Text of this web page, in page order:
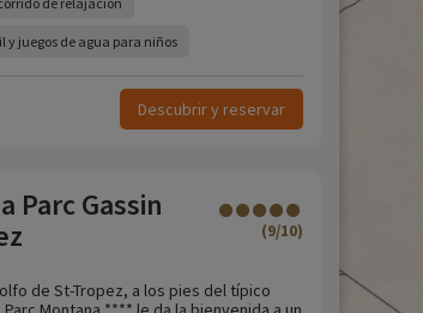
juegos de agua para niños
Descubrir y reservar
Parc Gassin
(9/10)
de St-Tropez, a los pies del típico